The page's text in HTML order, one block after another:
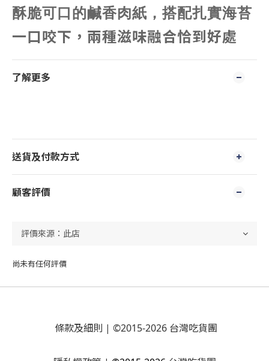
酥脆可口的鹹香肉紙，搭配扎實海苔
一口咬下，兩種滋味融合恰到好處
了解更多
送貨及付款方式
顧客評價
尚未有任何評價
條款及細則 | ©2015-2026 台灣吃貨團